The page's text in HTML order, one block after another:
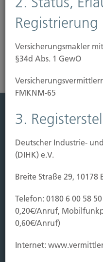
jeden Bauherrn.
Risikoanalyse
Leistung
Leben
Vorsorgen
Kauf Grundstück
Baubeginn
Einzug/Vermietung
Registrierung
Versicherungsmakler
§34d Abs. 1 GewO
FMKNM-65
3.
Deutscher Industrie-
(DIHK) e.V.
Breite Straße 29, 10178
Telefon: 0180 6 00 58
0,20€/Anruf,
0,60€/Anruf)
Internet: